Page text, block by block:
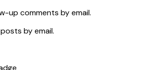
up comments by email.
by email.